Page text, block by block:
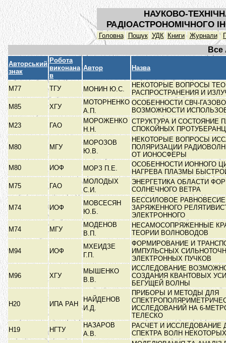
НАУКОВО-
РАДІОАСТРОНОМІЧНОГО
Головна Пошук УДК Книги Журнали
Все
Авторський
знак
Робота
виконана
в
Автор Назва
М77 ТГУ МОНИН Ю.С.
НЕКОТОРЫЕ ВОПРОСЫ
РАСПРОСТРАНЕНИЯ И
М85
ХГУ
МОТОРНЕНКО
А.П.
ОСОБЕННОСТИ СВЧ-
ВОЗМОЖНОСТИ
М23
ГАО
МОРОЖЕНКО
Н.Н.
СТРУКТУРА И СОСТОЯНИЕ
СПОКОЙНЫХ
М80 МГУ
МОРОЗОВ
Ю.В.
НЕКОТОРЫЕ ВОПРОСЫ
ПОЛЯРИЗАЦИИ
ОТ ИОНОСФЕРЫ
М80
ИОФ МОРЗ П.Е.
ОСОБЕННОСТИ ИОННОГО
НАГРЕВА ПЛАЗМЫ
М75
ГАО
МОЛОДЫХ
С.И.
ЭНЕРГЕТИКА ОБЛАСТИ
СОЛНЕЧНОГО ВЕТРА
М74 ИОФ
МОВСЕСЯН
Ю.Б.
БЕССИЛОВОЕ
ЗАРЯЖЕННОГО
ЭЛЕКТРОННОГО
М74
МГУ
МОДЕНОВ
В.П.
НЕСАМОСОПРЯЖЕННЫЕ
ТЕОРИИ ВОЛНОВОДОВ
М94 ИОФ
МХЕИДЗЕ
Г.П.
ФОРМИРОВАНИЕ И
ИМПУЛЬСНЫХ
ЭЛЕКТРОННЫХ ПУЧКОВ
М96 ХГУ
МЫШЕНКО
В.В.
ИССЛЕДОВАНИЕ
СОЗДАНИЯ КВАНТОВЫХ
БЕГУЩЕЙ ВОЛНЫ
Н20 ИПА РАН
НАЙДЕНОВ
И.Д.
ПРИБОРЫ И МЕТОДЫ ДЛЯ
ИССЛЕДОВАНИЙ НА 6-
ТЕЛЕСКО
Н19
НГТУ
НАЗАРОВ
А.В.
РАСЧЕТ И ИССЛЕДОВАНИЕ
СПЕКТРА ВОЛН